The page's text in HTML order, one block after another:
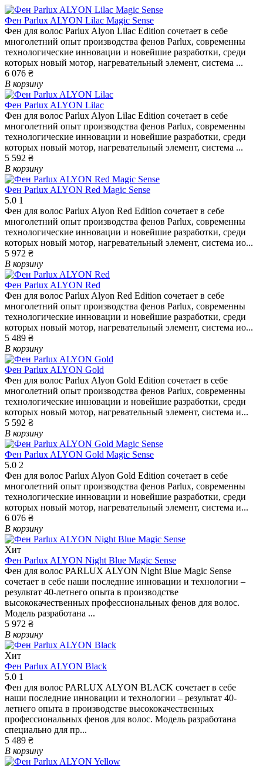
Фен Parlux ALYON Lilac Magic Sense
Фен для волос Parlux Alyon Lilac Edition сочетает в себе
многолетний опыт производства фенов Parlux, современны
технологические инновации и новейшие разработки, среди
которых новый мотор, нагревательный элемент, система ...
6 076 ₴
В корзину
Фен Parlux ALYON Lilac
Фен для волос Parlux Alyon Lilac Edition сочетает в себе
многолетний опыт производства фенов Parlux, современны
технологические инновации и новейшие разработки, среди
которых новый мотор, нагревательный элемент, система ...
5 592 ₴
В корзину
Фен Parlux ALYON Red Magic Sense
5.0 1
Фен для волос Parlux Alyon Red Edition сочетает в себе
многолетний опыт производства фенов Parlux, современны
технологические инновации и новейшие разработки, среди
которых новый мотор, нагревательный элемент, система ио...
5 972 ₴
В корзину
Фен Parlux ALYON Red
Фен для волос Parlux Alyon Red Edition сочетает в себе
многолетний опыт производства фенов Parlux, современны
технологические инновации и новейшие разработки, среди
которых новый мотор, нагревательный элемент, система ио...
5 489 ₴
В корзину
Фен Parlux ALYON Gold
Фен для волос Parlux Alyon Gold Edition сочетает в себе
многолетний опыт производства фенов Parlux, современны
технологические инновации и новейшие разработки, среди
которых новый мотор, нагревательный элемент, система и...
5 592 ₴
В корзину
Фен Parlux ALYON Gold Magic Sense
5.0 2
Фен для волос Parlux Alyon Gold Edition сочетает в себе
многолетний опыт производства фенов Parlux, современны
технологические инновации и новейшие разработки, среди
которых новый мотор, нагревательный элемент, система и...
6 076 ₴
В корзину
Хит
Фен Parlux ALYON Night Blue Magic Sense
Фен для волос PARLUX ALYON Night Blue Magic Sense
сочетает в себе наши последние инновации и технологии –
результат 40-летнего опыта в производстве
высококачественных профессиональных фенов для волос.
Модель разработана ...
5 972 ₴
В корзину
Хит
Фен Parlux ALYON Black
5.0 1
Фен для волос PARLUX ALYON BLACK сочетает в себе
наши последние инновации и технологии – результат 40-
летнего опыта в производстве высококачественных
профессиональных фенов для волос. Модель разработана
специально для пр...
5 489 ₴
В корзину